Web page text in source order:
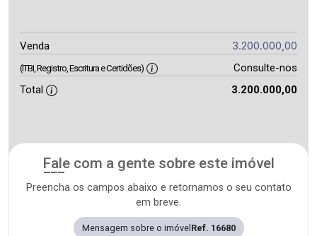
Venda 3.200.000,00
(ITBI, Registro, Escritura e Certidões)
Consulte-nos
Total
3.200.000,00
Fale com a gente sobre este imóvel
Preencha os campos abaixo e retornamos o seu contato
em breve.
Mensagem sobre o imóvelRef. 16680